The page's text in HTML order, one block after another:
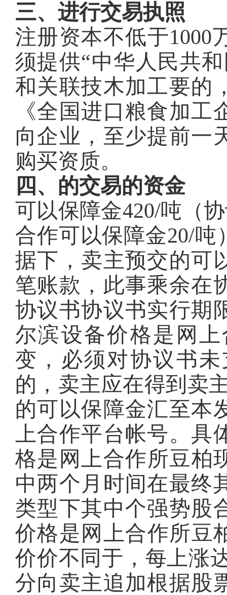
三、进行交易执照
注册资本不低于1000
须提供“中华人民共
和关联技木加工要的
《全国进口粮食加
向企业，至少提前一
购买资质。
四、的交易的资金
可以保障金420/吨（
合作可以保障金20/
据下，卖主预交的可
笔账款，此事乘余在
协议书协议书实行期
尔滨设备价格是网
变，必须对协议书
的，卖主应在得到卖
的可以保障金汇至本
上合作平台帐号。
格是网上合作所豆柏
中两个月时间在最终
类型下其中个强势股
价格是网上合作所豆
价价不同于，每上涨
分向卖主追加根据股